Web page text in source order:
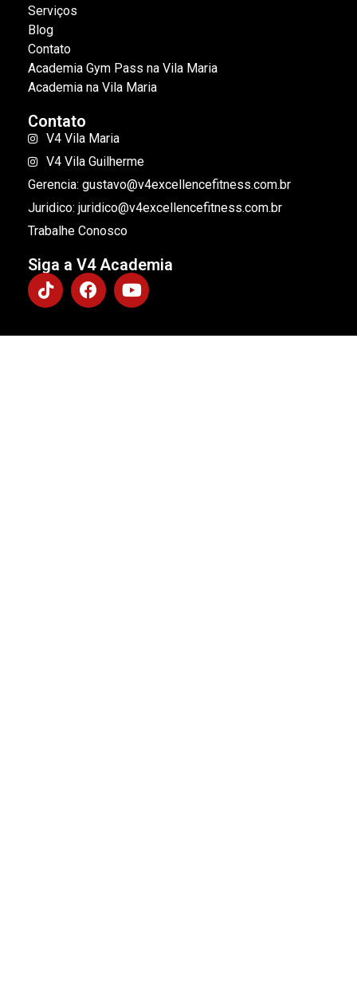
Serviços
Blog
Contato
Academia Gym Pass na Vila Maria
Academia na Vila Maria
Contato
V4 Vila Maria
V4 Vila Guilherme
Gerencia: gustavo@v4excellencefitness.com.br
Juridico: juridico@v4excellencefitness.com.br
Trabalhe Conosco
Siga a V4 Academia